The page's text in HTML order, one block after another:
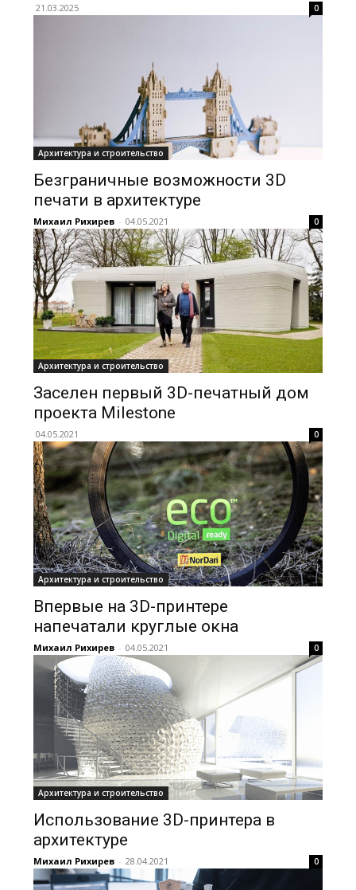
21.03.2025 0
Архитектура и строительство
Безграничные возможности 3D
печати в архитектуре
Михаил Рихирев - 04.05.2021 0
Архитектура и строительство
Заселен первый 3D-печатный дом
проекта Milestone
04.05.2021 0
Архитектура и строительство
Впервые на 3D-принтере
напечатали круглые окна
Михаил Рихирев - 04.05.2021 0
Архитектура и строительство
Использование 3D-принтера в
архитектуре
Михаил Рихирев - 28.04.2021 0